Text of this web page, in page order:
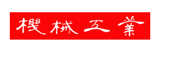
暫停